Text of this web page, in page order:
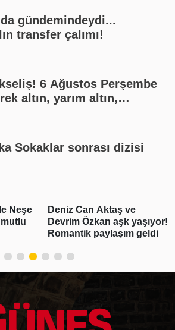
gündemindeydi...
transfer çalımı!
Perşembe
altın, yarım altın,
Sokaklar sonrası dizisi
Neşe
Deniz Can Aktaş ve
Devrim Özkan aşk yaşıyor!
Romantik paylaşım geldi